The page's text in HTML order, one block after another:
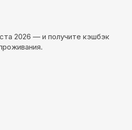
2026 — и получите кэшбэк